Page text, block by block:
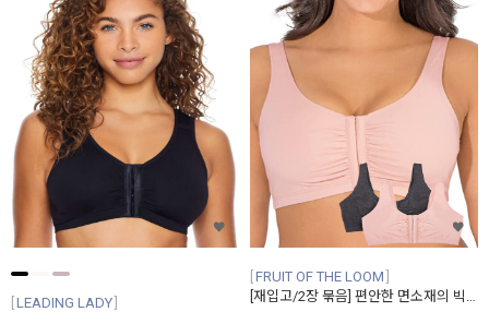
LEADING LADY
FRUIT OF THE LOOM